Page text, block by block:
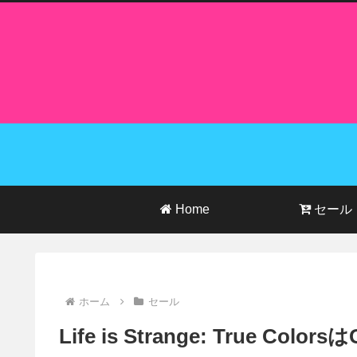
Home セール
ホーム セール
Life is Strange: True Colorsは